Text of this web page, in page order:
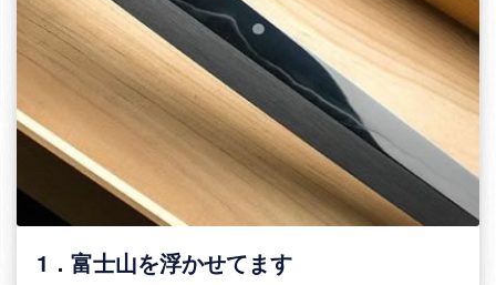
1．富士山を浮かせてます